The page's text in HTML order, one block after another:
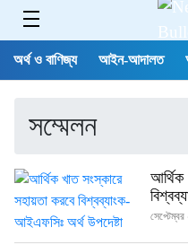
অর্থ ও বাণিজ্য আইন-আদালত
সম্মেলন
আর্থিক